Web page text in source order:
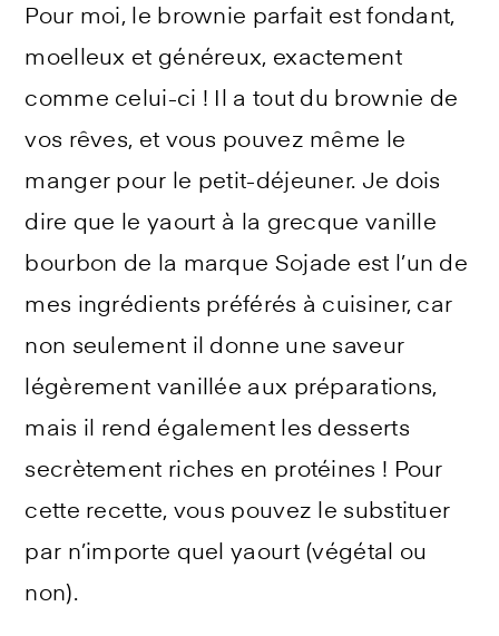
Pour moi, le brownie parfait est fondant,
moelleux et généreux, exactement
comme celui-ci ! Il a tout du brownie de
vos rêves, et vous pouvez même le
manger pour le petit-déjeuner. Je dois
dire que le yaourt à la grecque vanille
bourbon de la marque Sojade est l’un de
mes ingrédients préférés à cuisiner, car
non seulement il donne une saveur
légèrement vanillée aux préparations,
mais il rend également les desserts
secrètement riches en protéines ! Pour
cette recette, vous pouvez le substituer
par n’importe quel yaourt (végétal ou
non).